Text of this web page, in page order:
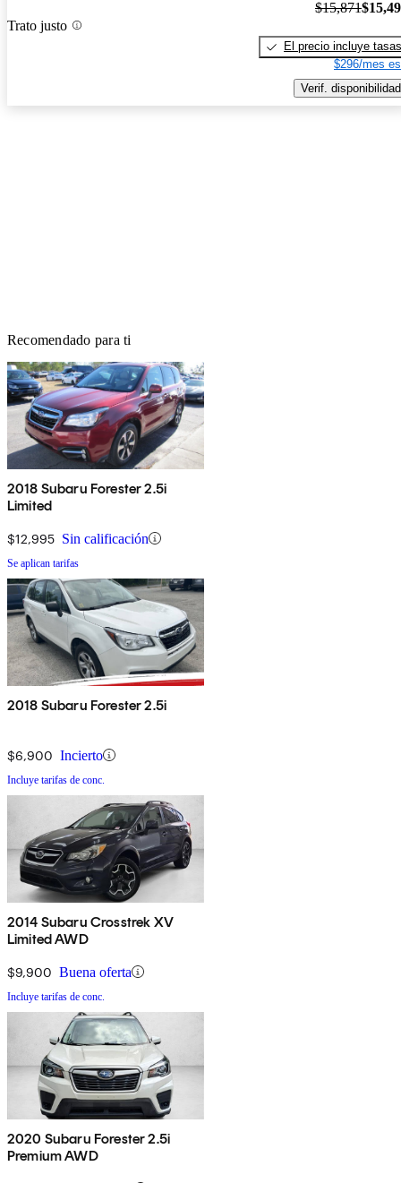
Trato justo
$15,871
El precio incluye tasas
$296/mes
Verif. disponibilidad
Recomendado para ti
2018 Subaru Forester 2.5i
Limited
$12,995 Sin calificación
Se aplican tarifas
2018 Subaru Forester 2.5i
$6,900 Incierto
Incluye tarifas de conc.
2014 Subaru Crosstrek XV
Limited AWD
$9,900 Buena oferta
Incluye tarifas de conc.
2020 Subaru Forester 2.5i
Premium AWD